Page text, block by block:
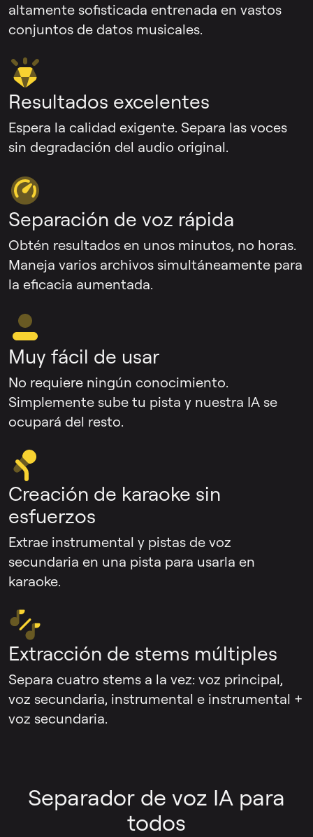
altamente sofisticada entrenada en vastos
conjuntos de datos musicales.
Resultados excelentes
Espera la calidad exigente. Separa las voces
sin degradación del audio original.
Separación de voz rápida
Obtén resultados en unos minutos, no horas.
Maneja varios archivos simultáneamente para
la eficacia aumentada.
Muy fácil de usar
No requiere ningún conocimiento.
Simplemente sube tu pista y nuestra IA se
ocupará del resto.
Creación de karaoke sin
esfuerzos
Extrae instrumental y pistas de voz
secundaria en una pista para usarla en
karaoke.
Extracción de stems múltiples
Separa cuatro stems a la vez: voz principal,
voz secundaria, instrumental e instrumental +
voz secundaria.
Separador de voz IA para
todos